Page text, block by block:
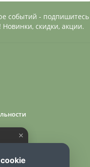
событий -
скидки, акции.
×